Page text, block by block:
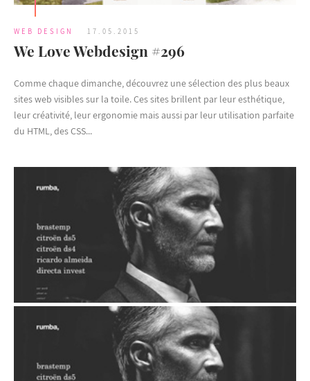
WEB DESIGN 17.05.2015
We Love Webdesign #296
Comme chaque dimanche, découvrez une sélection des plus beaux
sites web visibles sur la toile. Ces sites brillent par leur esthétique,
leur créativité, leur ergonomie mais aussi par leur utilisation parfaite
du HTML, des CSS...